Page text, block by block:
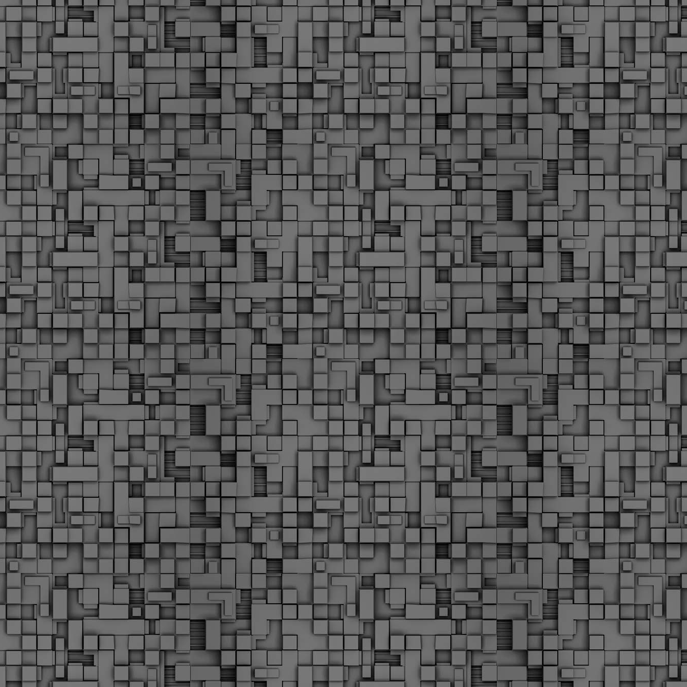
σε δήμους της χώρας. Το Dimastin, αναζητεί σχετικό
φωτογραφικό υλικό στο διαδίκτυο και σας το παρουσιάζει σε
αυτή την ανάρτηση. Επίσης, σας καλούμε, αν διαπιστώσετε ότι
μας έχουν "ξεφύγει" ορκωμοσίες, μπορείτε να στέλνετε το
φωτογραφικό τους υλικό στο dimasthes@gmail.gr ώστε να το
δημοσιεύουμε εδώ, άμεσα.
MAR
Θεσσαλονίκη: Ορκίστηκαν οι 75 νέοι δημοτικοί
αστυνομικοί – Τι τους ζήτησε ο Αγγελούδης
Ενισχύεται το έργο της δημοτικής αστυνομίας στο δήμο
Θεσσαλονίκης καθώς το πρωί της Τετάρτης 18 Μαρτίου
ορκίστηκαν οι 75 νέοι δημοτικοί αστυνομικοί.
«Με αυτούς, σε λίγους μήνες αποκτά ένα ισχυρό σώμα η
δημοτική αστυνομία. Θα είναι πιο κοντά στον πολίτη. Είχα την
ευκαιρία να είμαι σήμερα στην ορκωμοσία τους.
MAR
Ξεκίνησαν εδώ και μια εβδομάδα οι αφίξεις των
νεοπροσληφθέντων Δημοτικών Αστυνομικών στους
δήμους και οι ορκωμοσίες τους - Πλήρες
Μεγάλες μέρες ζει ο "οργανισμός" της Δημοτικής Αστυνομίας!
Να θυμίσουμε ότι κανονικές προσλήψεις στην Δημοτική
Αστυνομία έχουν να γίνουν από το 2010. Δεκαέξι ολόκληρα
χρόνια! Και βέβαια, ακόμη και με αυτές τις προσλήψεις, δεν
φτάνουμε ούτε τα 2/3 των Δημοτικών Αστυνομικών που
υπηρετούσαν το 2013 προ της κατάργησης της υπηρεσίας με
απόφαση του σημερινού πρωθυπουργού Κυριάκου Μητσοτάκη. Ας
είναι...
2
Δημοτική Αστυνομία Θεσσαλονίκης: Διμηνιαίος
απολογισμός ελέγχων τήρησης νομοθεσίας
Τον απολογισμό των δράσεων ελέγχου για τα ζώα συντροφιάς
κατά το δίμηνο Ιανουαρίου – Φεβρουαρίου 2026 παρουσιάζει η
Δημοτική Αστυνομία Θεσσαλονίκης, με στόχο την προστασία των
ζώων και την ομαλή συμβίωση στην πόλη.
FEB
18
ΣτΕ: Οριστική απόρριψη της επαναφοράς του 13ου
και 14ου μισθού για τους δημοσίους υπαλλήλους
Με την απόφαση αυτή, το ΣτΕ απορρίπτει οριστικά τις
αξιώσεις των δημοσίων υπαλλήλων για επαναφορά των
δώρων, επικυρώνοντας την τρέχουσα κατάσταση παρά τις
αντιδράσεις της ΑΔΕΔΥ
Το ΣτΕ απέρριψε οριστικά την προσφυγή της ΑΔΕΔΥ και ενός
εκπαιδευτικού για την επαναφορά των δώρων Χριστουγέννων,
Πάσχα και θερινής άδειας (13ος και 14ος μισθός) στους
εργαζόμενους του δημόσιου τομέα, κλείνοντας μια μακρά
διαμάχη δεκαετιών που αφορούσε τις μνημονιακές περικοπές.
Γνωστοποίηση έκδοσης οριστικών αποτελεσμάτων –
Παροχή οδηγιών.
► Δείτε/κατεβάστε την πολυαναμενόμενη εγκύκλιο του Υπ.
FEB
1
Με διαρροή 2 μέρες πριν την στάση εργασίας
ενημερώνει το ΣτΕ για την απόρριψη της επαναφοράς